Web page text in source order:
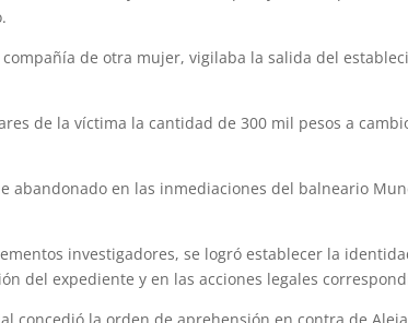
de otra mujer, vigilaba la salida del
de la víctima la cantidad de 300 mil pesos a
abandonado en las inmediaciones del balneario
investigadores, se logró establecer la
del expediente y en las acciones legales